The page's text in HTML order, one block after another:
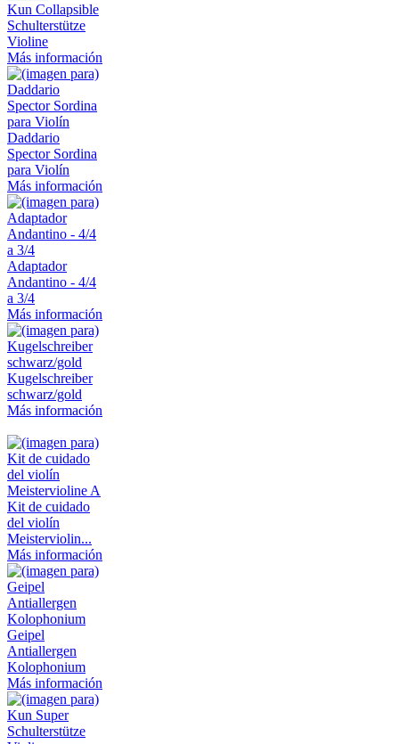
Kun Collapsible
Schulterstütze
Violine
Más información
Daddario
Spector Sordina
para Violín
Más información
Adaptador
Andantino - 4/4
a 3/4
Más información
Kugelschreiber
schwarz/gold
Más información
Kit de cuidado
del violín
Meisterviolin...
Más información
Geipel
Antiallergen
Kolophonium
Más información